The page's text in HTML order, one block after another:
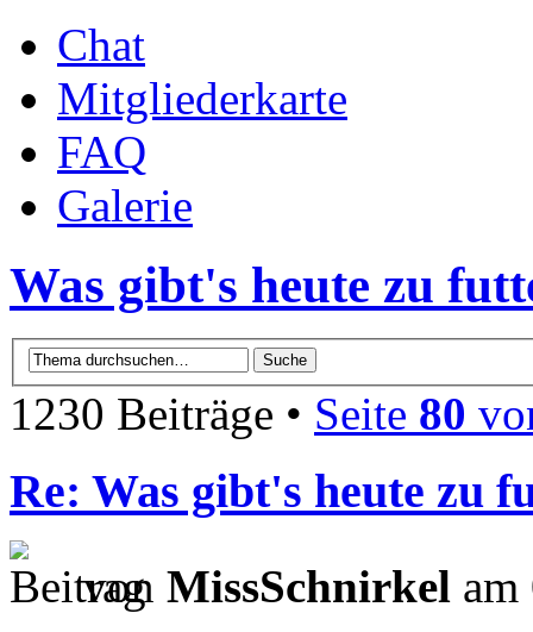
Chat
Mitgliederkarte
FAQ
Galerie
Was gibt's heute zu
1230 Beiträge • Seite 80
Re: Was gibt's heute zu
von MissSchnirkel